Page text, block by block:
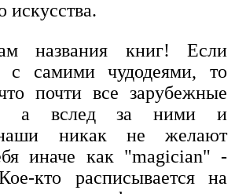
искусства.
названия книг! Если
с самими чудодеями, то
почти все зарубежные
а вслед за ними и
никак не желают
иначе как "magician" -
кто расписывается на